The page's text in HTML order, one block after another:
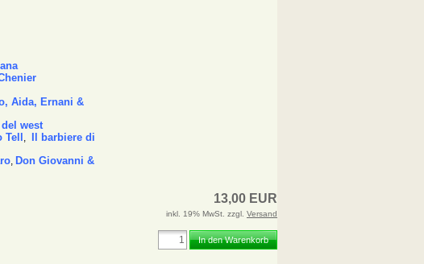
Aida, Ernani &
west
, Il barbiere di
, Don Giovanni &
13,00 EUR
inkl. 19% MwSt. zzgl. Versand
In den Warenkorb